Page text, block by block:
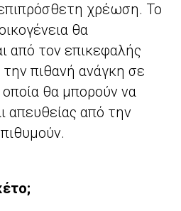
χρέωση. Το
θα
από τον επικεφαλής
πιθανή ανάγκη σε
θα μπορούν να
απευθείας από την